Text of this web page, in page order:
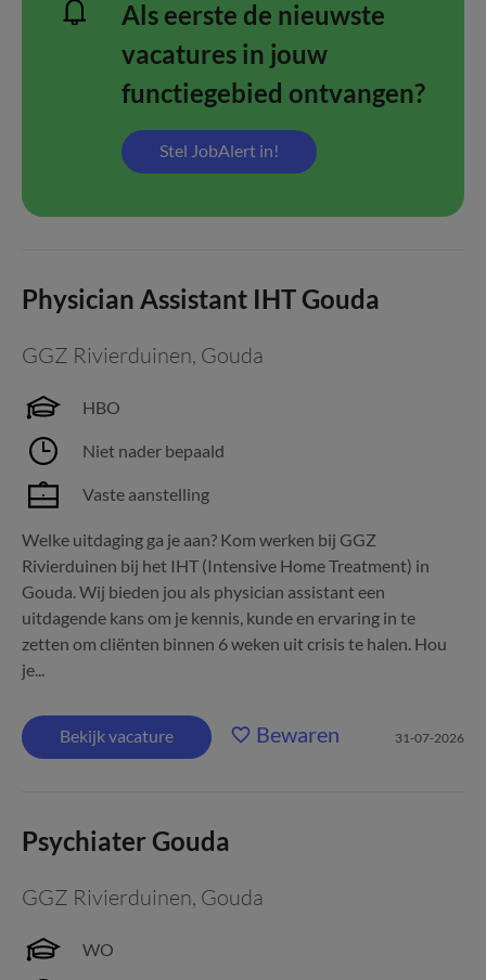
Als eerste de nieuwste
vacatures in jouw
functiegebied ontvangen?
Stel JobAlert in!
Physician Assistant IHT Gouda
GGZ Rivierduinen, Gouda
HBO
Niet nader bepaald
Vaste aanstelling
Welke uitdaging ga je aan? Kom werken bij GGZ
Rivierduinen bij het IHT (Intensive Home Treatment) in
Gouda. Wij bieden jou als physician assistant een
uitdagende kans om je kennis, kunde en ervaring in te
zetten om cliënten binnen 6 weken uit crisis te halen. Hou
je...
Bekijk vacature Bewaren 31-07-2026
Psychiater Gouda
GGZ Rivierduinen, Gouda
WO